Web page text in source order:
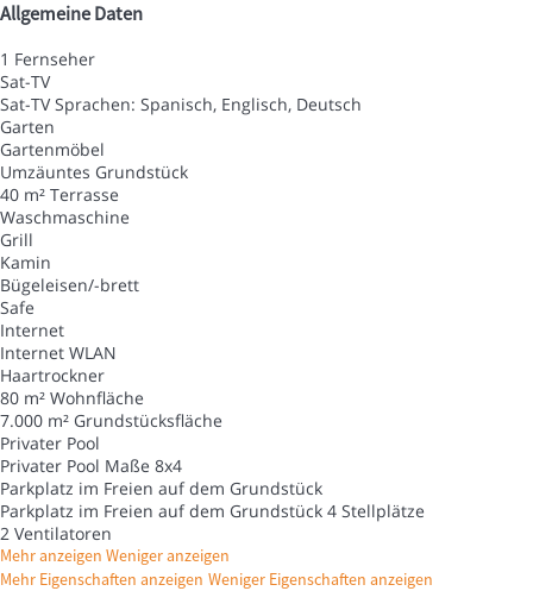
Allgemeine Daten
1 Fernseher
Sat-TV
Sat-TV Sprachen: Spanisch, Englisch, Deutsch
Garten
Gartenmöbel
Umzäuntes Grundstück
40 m² Terrasse
Waschmaschine
Grill
Kamin
Bügeleisen/-brett
Safe
Internet
Internet WLAN
Haartrockner
80 m² Wohnfläche
7.000 m² Grundstücksfläche
Privater Pool
Privater Pool Maße 8x4
Parkplatz im Freien auf dem Grundstück
Parkplatz im Freien auf dem Grundstück 4 Stellplätze
2 Ventilatoren
Mehr anzeigen Weniger anzeigen
Mehr Eigenschaften anzeigen Weniger Eigenschaften anzeigen